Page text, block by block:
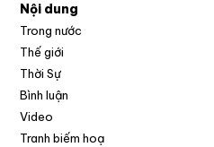
Nội dung
Trong nước
Thế giới
Thời Sự
Bình luận
Video
Tranh biếm hoạ